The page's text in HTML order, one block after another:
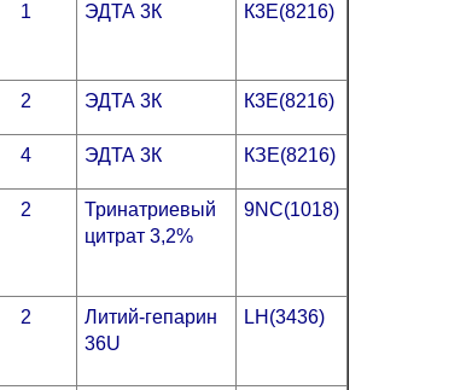
1 ЭДТА 3К К3Е(8216)
2 ЭДТА 3К К3Е(8216)
4 ЭДТА 3К КЗЕ(8216)
2
Тринатриевый
цитрат 3,2%
9NC(1018)
2
Литий-гепарин
36U
LH(3436)